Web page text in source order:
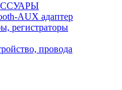
AUX адаптер
регистраторы
провода